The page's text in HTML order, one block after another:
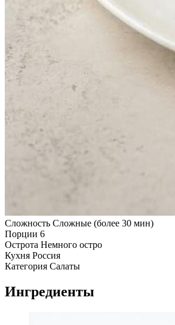
Сложность Сложные (более 30 мин)
Порции 6
Острота Немного остро
Кухня Россия
Категория Салаты
Ингредиенты